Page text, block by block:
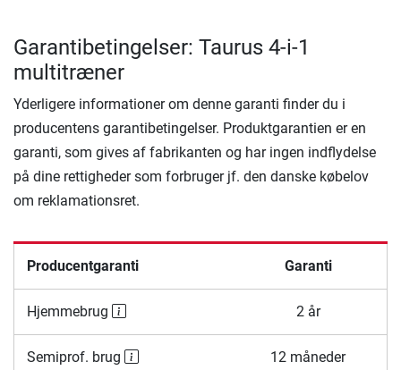
Garantibetingelser: Taurus 4-i-1
multitræner
Yderligere informationer om denne garanti finder du i
producentens garantibetingelser. Produktgarantien er en
garanti, som gives af fabrikanten og har ingen indflydelse
på dine rettigheder som forbruger jf. den danske købelov
om reklamationsret.
Producentgaranti Garanti
Hjemmebrug 2 år
Semiprof. brug 12 måneder